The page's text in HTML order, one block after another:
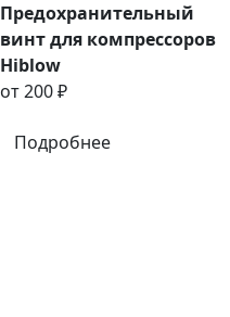
Предохранительный
винт для компрессоров
Hiblow
от 200 ₽
Подробнее